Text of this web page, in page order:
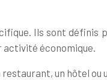
Ils sont définis
économique.
un hôtel ou